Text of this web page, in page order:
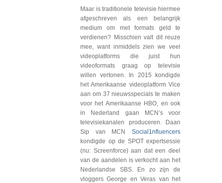
Maar is traditionele televisie hiermee
afgeschreven als een belangrijk
medium om met formats geld te
verdienen? Misschien valt dit reuze
mee, want inmiddels zien we veel
videoplatforms die juist hun
videoformats graag op televisie
willen vertonen. In 2015 kondigde
het Amerikaanse videoplatform Vice
aan om 37 nieuwsspecials te maken
voor het Amerikaanse HBO, en ook
in Nederland gaan MCN’s voor
televisiekanalen produceren. Daan
Sip van MCN Social1nfluencers
kondigde op de SPOT expertsessie
(nu: Screenforce) aan dat een deel
van de aandelen is verkocht aan het
Nederlandse SBS. En zo zijn de
vloggers George en Veras van het